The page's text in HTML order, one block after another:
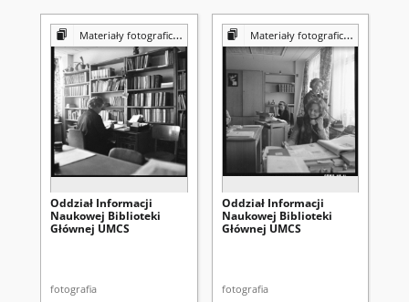
Materiały fotograficzne z Pracowni Reprografii Biblioteki UMCS
Oddział Informacji
Naukowej Biblioteki
Głównej UMCS
fotografia
Materiały fotograficzne z Pracowni Reprografii Biblioteki UMCS
Oddział Informacji
Naukowej Biblioteki
Głównej UMCS
fotografia